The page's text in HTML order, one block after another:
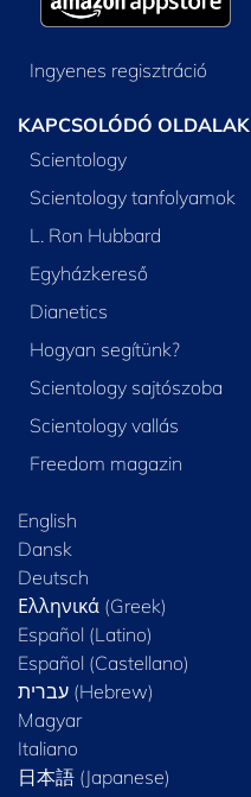
Ingyenes regisztráció
KAPCSOLÓDÓ OLDALAK
Scientology
Scientology tanfolyamok
L. Ron Hubbard
Egyházkereső
Dianetics
Hogyan segítünk?
Scientology sajtószoba
Scientology vallás
Freedom magazin
English
Dansk
Deutsch
Ελληνικά (Greek)
Español (Latino)
Español (Castellano)
Magyar
Italiano
日本語 (Japanese)